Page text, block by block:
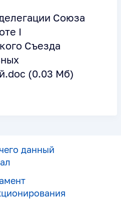
Союза
I
Съезда
(0.03 Мб)
данный